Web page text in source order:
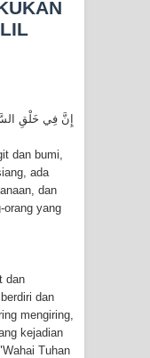
dan bumi,
ada
dan
orang yang
dan
dan
mengiring,
kejadian
Tuhan